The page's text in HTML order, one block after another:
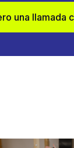
una llamada